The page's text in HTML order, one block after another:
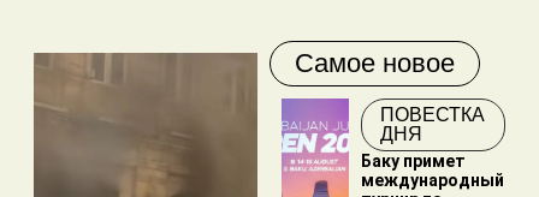
Самое новое
ПОВЕСТКА
ДНЯ
Баку примет
международный